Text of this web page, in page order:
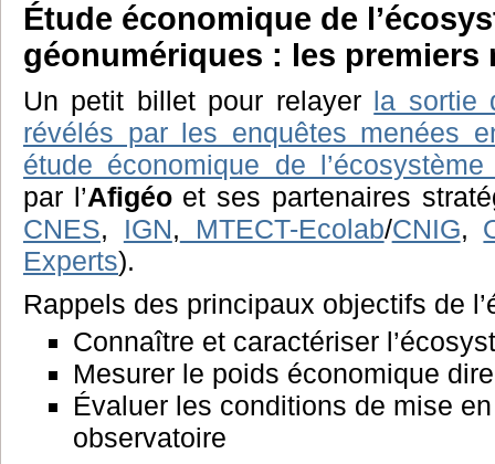
Étude économique de
géonumériques : les
Un petit billet pour relayer la sortie
révélés par les enquêtes menées
étude économique de l’écosystème
par l’Afigéoet ses partenaires
CNES, IGN, MTECT-Ecolab/CNIG,
Experts).
Rappels des principaux objectifs de
Connaître et caractériser
Mesurer le poids économique
Évaluer les conditions de mise
observatoire